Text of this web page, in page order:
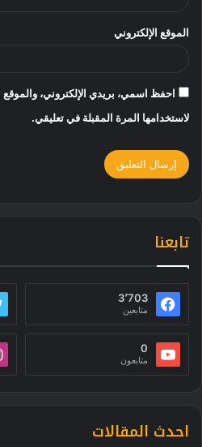
الموقع الإلكتروني
احفظ اسمي، بريدي الإلكتروني، والموقع
لاستخدامها المرة المقبلة في تعليقي.
تابعنا
3٬703
متابعين
0
متابعون
احدث المقالات